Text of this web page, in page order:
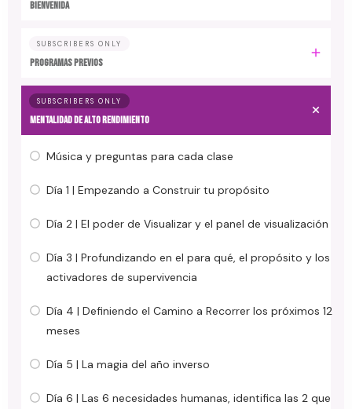
BIENVENIDA
SUBSCRIBERS ONLY
PROGRAMAS PREVIOS
SUBSCRIBERS ONLY
MENTALIDAD DE ALTO RENDIMIENTO
Música y preguntas para cada clase
Día 1 | Empezando a Construir tu propósito
Día 2 | El poder de Visualizar y el panel de visualización
Día 3 | Profundizando en el para qué, el propósito y los
activadores de supervivencia
Día 4 | Definiendo el Camino a Recorrer los próximos 12
meses
Día 5 | La magia del año inverso
Día 6 | Las 6 necesidades humanas, identifica las 2 que